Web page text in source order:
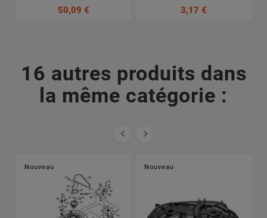
50,09 €
3,17 €
16 autres produits dans
la même catégorie :
 
Nouveau Nouveau